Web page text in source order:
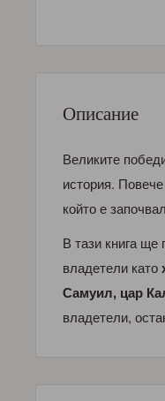
Описание
Великите
история.
който е
В тази книга ще
владетели като
Самуил, цар
владетели,